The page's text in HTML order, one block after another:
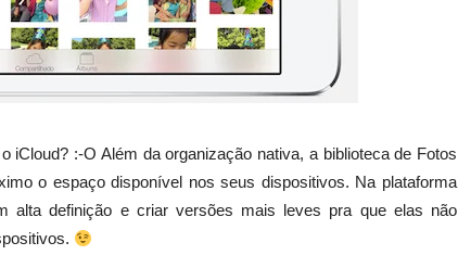
iCloud? :-O Além da organização nativa, a biblioteca de Fotos
o espaço disponível nos seus dispositivos. Na plataforma
alta definição e criar versões mais leves pra que elas não